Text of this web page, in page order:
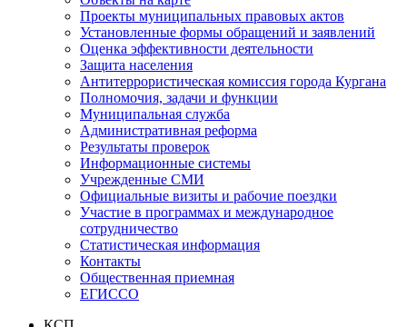
Проекты муниципальных правовых актов
Установленные формы обращений и заявлений
Оценка эффективности деятельности
Защита населения
Антитеррористическая комиссия города Кургана
Полномочия, задачи и функции
Муниципальная служба
Административная реформа
Результаты проверок
Информационные системы
Учрежденные СМИ
Официальные визиты и рабочие поездки
Участие в программах и международное
сотрудничество
Статистическая информация
Контакты
Общественная приемная
ЕГИССО